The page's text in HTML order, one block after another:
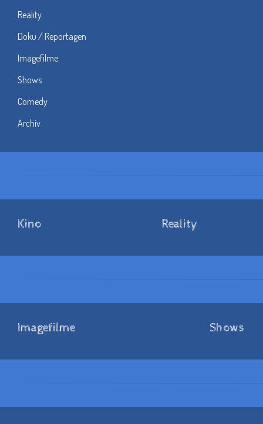
Reality
Doku / Reportagen
Imagefilme
Shows
Comedy
Archiv
Kino Reality
Imagefilme Shows